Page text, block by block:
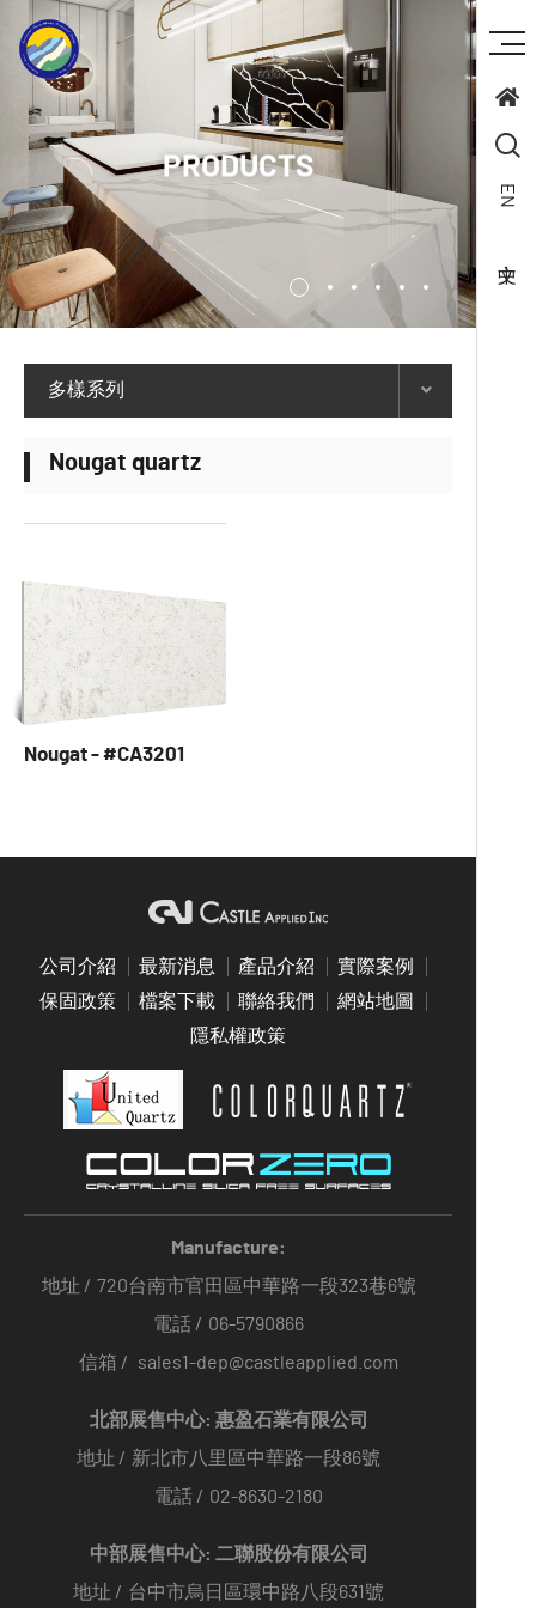
EN
PRODUCTS
多樣系列
Nougat quartz
Nougat - #CA3201
公司介紹 最新消息 產品介紹
實際案例
保固政策
檔案下載 聯絡我們
網站地圖
隱私權政策
Manufacture:
地址 / 720台南市官田區中華路一段323巷6號
電話 / 06-5790866
信箱 /
sales1-dep@castleapplied.com
北部展售中心: 惠盈石業有限公司
地址 / 新北市八里區中華路一段86號
電話 / 02-8630-2180
中部展售中心: 二聯股份有限公司
地址 / 台中市烏日區環中路八段631號